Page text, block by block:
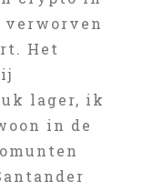
verworven
Het
lager, ik
in de